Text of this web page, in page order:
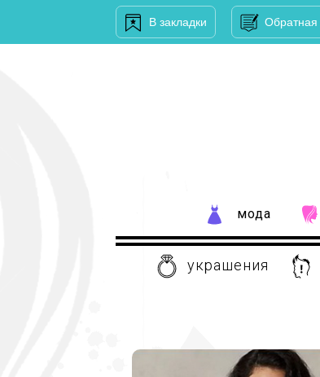
В закладки Обратная
мода
украшения